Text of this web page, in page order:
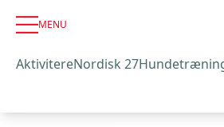
MENU
AktivitereNordisk 27